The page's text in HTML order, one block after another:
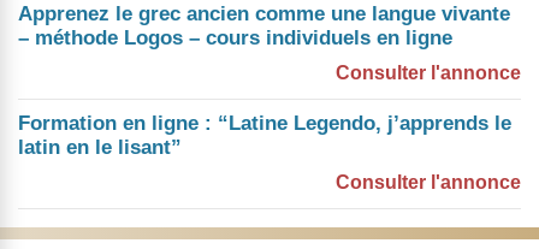
Apprenez le grec ancien comme une langue vivante
– méthode Logos – cours individuels en ligne
Consulter l'annonce
Formation en ligne : “Latine Legendo, j’apprends le
latin en le lisant”
Consulter l'annonce